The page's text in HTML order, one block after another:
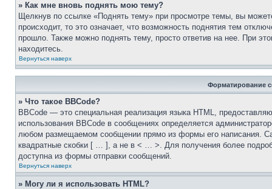
» Как мне вновь поднять мою тему?
Щелкнув по ссылке «Поднять тему» при просмотре темы, вы
происходит, то это означает, что возможность поднятия тем
прошло. Также можно поднять тему, просто ответив на нее. При
находитесь.
Вернуться наверх
Форматирование
» Что такое BBCode?
BBCode — это специальная реализация языка HTML,
использования BBCode в сообщениях определяется
любом размещаемом сообщении прямо из формы его написания.
квадратные скобки [ … ], а не в < … >. Для получения более
доступна из формы отправки сообщений.
Вернуться наверх
» Могу ли я использовать HTML?